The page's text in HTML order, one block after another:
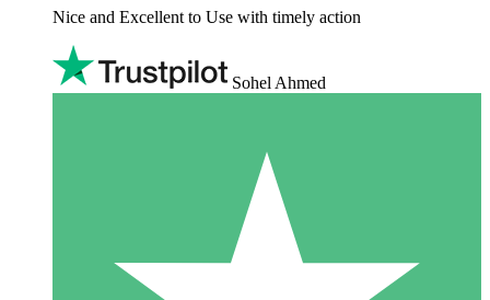
Nice and Excellent to Use with timely action
Sohel Ahmed